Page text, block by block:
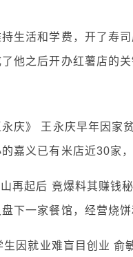
生活和学费，开了寿
他之后开办红薯店的关
庆》 王永庆早年因家
嘉义已有米店近30家，
再起后 竟爆料其赚钱
下一家餐馆，经营烧
因就业难盲目创业 俞